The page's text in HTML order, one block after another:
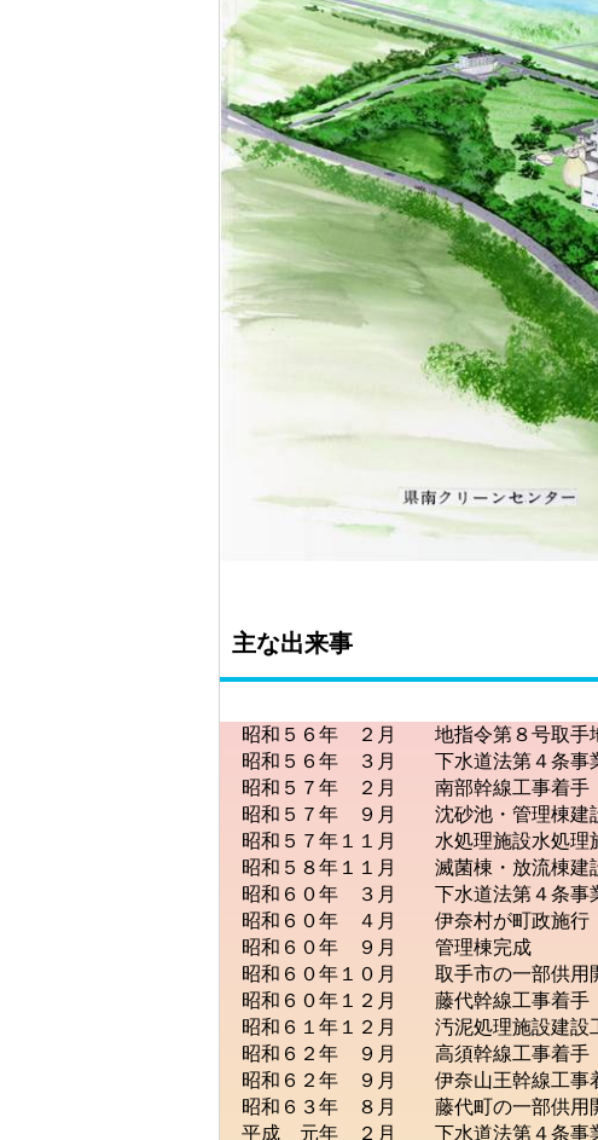
主な出来事
昭和５６年 ２月 地指令第８号取手地
昭和５６年 ３月 下水道法第４条事
昭和５７年 ２月 南部幹線工事着手
昭和５７年 ９月 沈砂池・管理棟建
昭和５７年１１月 水処理施設水処理施
昭和５８年１１月 滅菌棟・放流棟建
昭和６０年 ３月 下水道法第４条事業
昭和６０年 ４月 伊奈村が町政施行
昭和６０年 ９月 管理棟完成
昭和６０年１０月 取手市の一部供用
昭和６０年１２月 藤代幹線工事着手
昭和６１年１２月 汚泥処理施設建設
昭和６２年 ９月 高須幹線工事着手
昭和６２年 ９月 伊奈山王幹線工事
昭和６３年 ８月 藤代町の一部供用
平成 元年 ２月 下水道法第４条事業